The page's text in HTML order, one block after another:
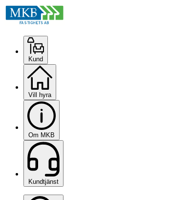
Kund
Vill hyra
Om MKB
Kundtjänst